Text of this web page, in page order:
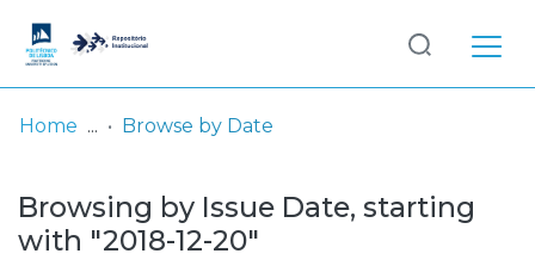
& Collections
Browse repository
Log
In
Home Browse by Date
Browsing by Issue Date, starting
with "2018-12-20"